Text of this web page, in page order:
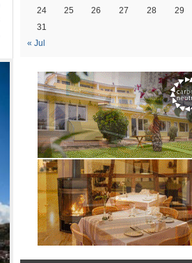
24
25 26 27 28 29
31
« Jul